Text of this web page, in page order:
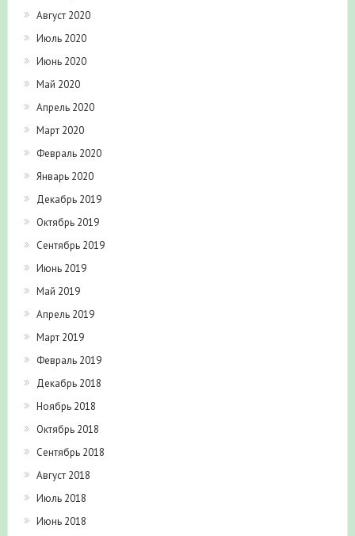
Август 2020
Июль 2020
Июнь 2020
Май 2020
Апрель 2020
Март 2020
Февраль 2020
Январь 2020
Декабрь 2019
Октябрь 2019
Сентябрь 2019
Июнь 2019
Май 2019
Апрель 2019
Март 2019
Февраль 2019
Декабрь 2018
Ноябрь 2018
Октябрь 2018
Сентябрь 2018
Август 2018
Июль 2018
Июнь 2018